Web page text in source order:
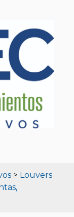
> Louvers